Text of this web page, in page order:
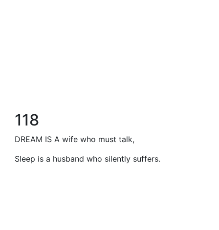
118
DREAM IS A wife who must talk,
Sleep is a husband who silently suffers.